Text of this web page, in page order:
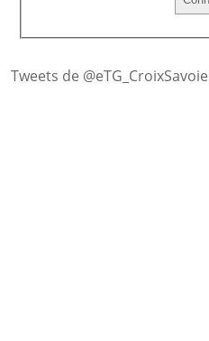
Tweets de @eTG_CroixSavoie